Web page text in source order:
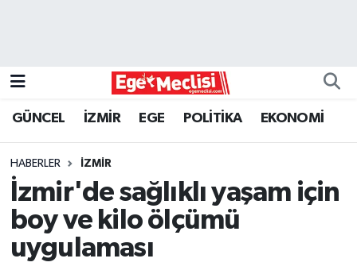
GÜNCEL İZMİR EGE POLİTİKA EKONOMİ
HABERLER İZMİR
İzmir'de sağlıklı yaşam için
boy ve kilo ölçümü
uygulaması
GÜNCEL
İZMİR
ÖZEL HABER
POLİTİKA